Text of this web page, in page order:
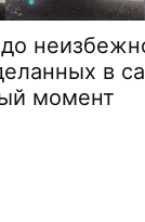
в
момент